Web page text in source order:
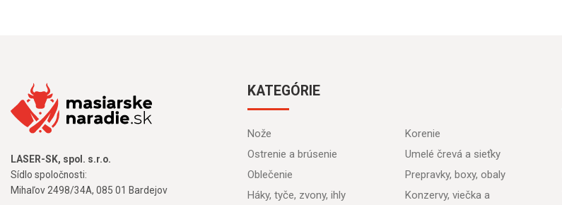
LASER-SK, spol. s.r.o.
Sídlo spoločnosti:
Mihaľov 2498/34A, 085 01 Bardejov
KATEGÓRIE
Nože
Ostrenie a brúsenie
Oblečenie
Háky, tyče, zvony, ihly
Korenie
Umelé črevá a sieťky
Prepravky, boxy, obaly
Konzervy, viečka a